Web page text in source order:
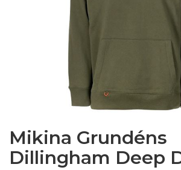
Mikina Grundéns
Dillingham Deep